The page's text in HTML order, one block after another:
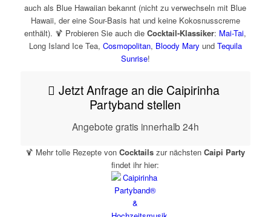
auch als Blue Hawaiian bekannt (nicht zu verwechseln mit Blue
Hawaii, der eine Sour-Basis hat und keine Kokosnusscreme
enthält). 🍹 Probieren Sie auch dieCocktail-Klassiker: Mai-Tai,
Long Island Ice Tea, Cosmopolitan, Bloody Mary und Tequila
Sunrise!
Jetzt Anfrage an die Caipirinha
Partyband stellen
Angebote gratis innerhalb 24h
🍹 Mehr tolle Rezepte vonCocktails zur nächstenCaipi Party
findet ihr hier: